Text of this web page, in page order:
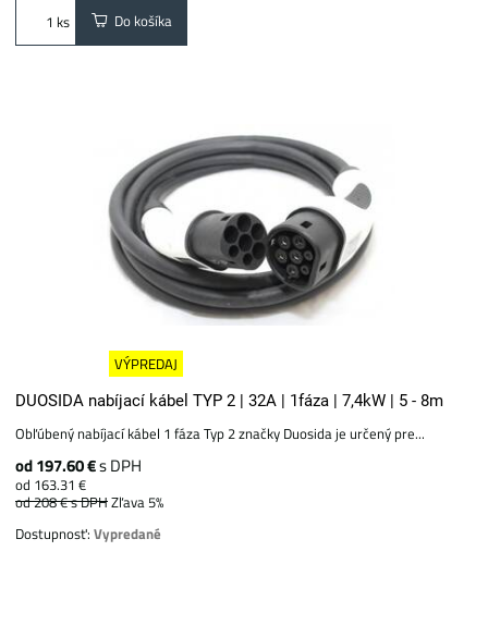
ks Do košíka
VÝPREDAJ
DUOSIDA nabíjací kábel TYP 2 | 32A | 1fáza | 7,4kW | 5 - 8m
Obľúbený nabíjací kábel 1 fáza Typ 2 značky Duosida je určený pre...
od 197.60 €s DPH
od 163.31 €
od 208 €s DPHZľava 5%
Dostupnosť:Vypredané